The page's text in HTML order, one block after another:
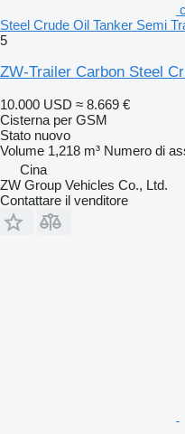
Steel Crude Oil Tanker Semi
5
ZW-Trailer Carbon Steel
10.000 USD ≈ 8.669 €
Cisterna per GSM
Stato nuovo
Volume 1,218 m³ Numero di
Cina
ZW Group Vehicles Co., Ltd.
Contattare il venditore